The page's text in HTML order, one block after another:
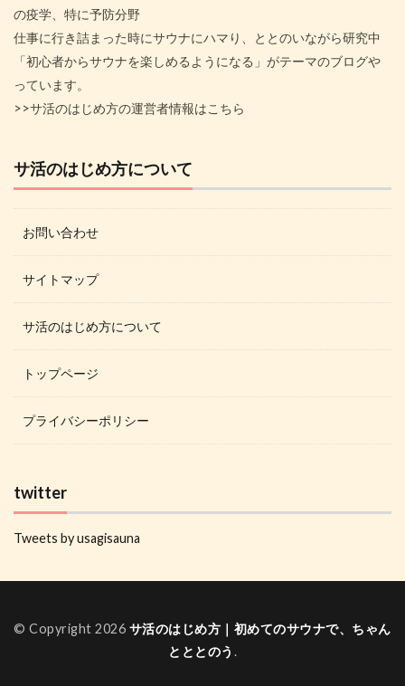
の疫学、特に予防分野
仕事に行き詰まった時にサウナにハマり、ととのいながら研究中
「初心者からサウナを楽しめるようになる」がテーマのブログや
っています。
>>サ活のはじめ方の運営者情報はこちら
サ活のはじめ方について
お問い合わせ
サイトマップ
サ活のはじめ方について
トップページ
プライバシーポリシー
twitter
Tweets by usagisauna
© Copyright 2026 サ活のはじめ方｜初めてのサウナで、ちゃん
とととのう .